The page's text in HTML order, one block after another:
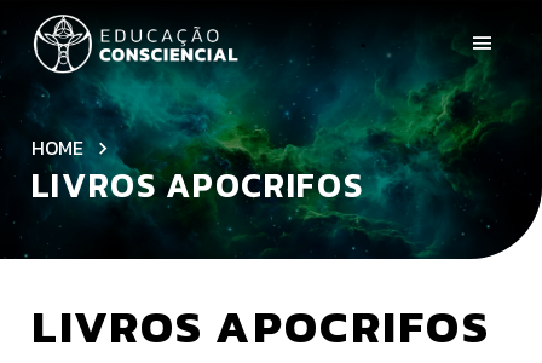
HOME
LIVROS APOCRIFOS
LIVROS APOCRIFOS